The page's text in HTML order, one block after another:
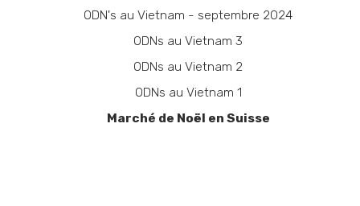
ODN's au Vietnam - septembre 2024
ODNs au Vietnam 3
ODNs au Vietnam 2
ODNs au Vietnam 1
Marché de Noël en Suisse